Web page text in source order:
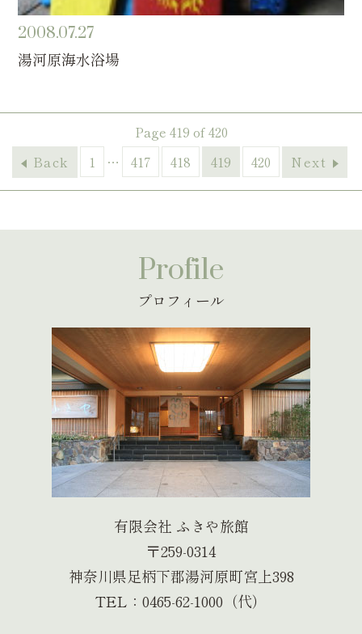
2008.07.27
湯河原海水浴場
Page 419 of 420
Back
1 … 417 418 419 420 Next
Profile
プロフィール
有限会社 ふきや旅館
〒259-0314
神奈川県足柄下郡湯河原町宮上398
TEL：0465-62-1000（代）